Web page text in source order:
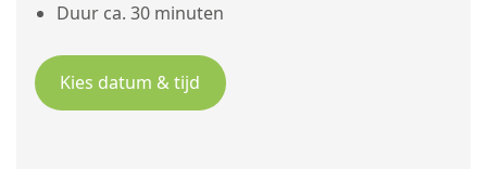
Duur ca. 30 minuten
Kies datum & tijd